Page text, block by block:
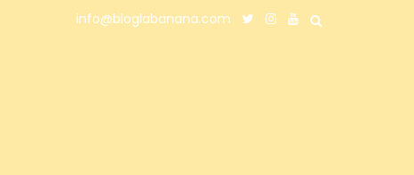
info@bloglabanana.com